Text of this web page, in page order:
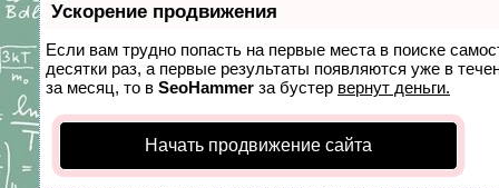
Ускорение продвижения
Если вам трудно попасть на первые места в поиске
десятки раз, а первые результаты появляются уже в
за месяц, то в SeoHammer за бустер вернут деньги.
Начать продвижение сайта